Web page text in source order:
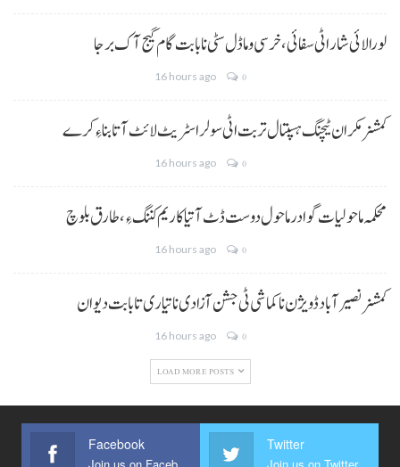
لورالائی شار اٹی سفائی، خرسی و ماڈل سٹی نا بابت گام گیج آک برجا
16 hours ago 0
کمشنر مکران ٹیچنگ ہسپتال تربت اٹی سولر اسٹریٹ لائٹ آتا بناءِ کرے
16 hours ago 0
محکمہ ماحولیات گوادر ماحول دوست ڈٹ آتیا کاریم کننگ ءِ، طارق بلوچ
16 hours ago 0
کمشنر نصیر آباد ڈویژن نا کماشی ٹی جشن آزادی نا تیاری تا بابت دیوان
16 hours ago 0
LOAD MORE POSTS
Facebook Twitter